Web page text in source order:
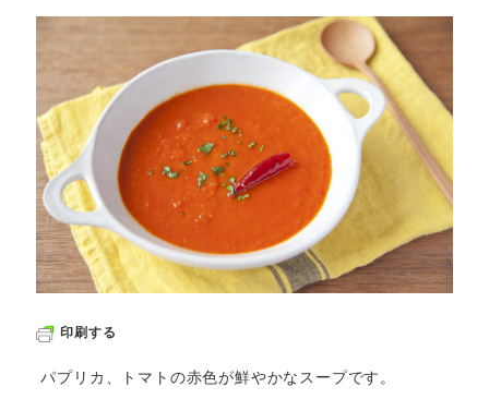
印刷する
パプリカ、トマトの赤色が鮮やかなスープです。